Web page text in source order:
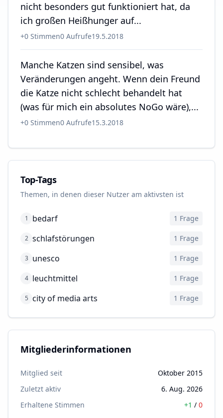
nicht besonders gut funktioniert hat, da
ich großen Heißhunger auf...
+0 Stimmen0 Aufrufe19.5.2018
Manche Katzen sind sensibel, was
Veränderungen angeht. Wenn dein Freund
die Katze nicht schlecht behandelt hat
(was für mich ein absolutes NoGo wäre),...
+0 Stimmen0 Aufrufe15.3.2018
Top-Tags
Themen, in denen dieser Nutzer am aktivsten ist
1 bedarf 1 Frage
2 schlafstörungen 1 Frage
3 unesco 1 Frage
4 leuchtmittel 1 Frage
5 city of media arts 1 Frage
Mitgliederinformationen
Mitglied seit
Oktober 2015
Zuletzt aktiv
6. Aug. 2026
Erhaltene Stimmen
+1 / 0